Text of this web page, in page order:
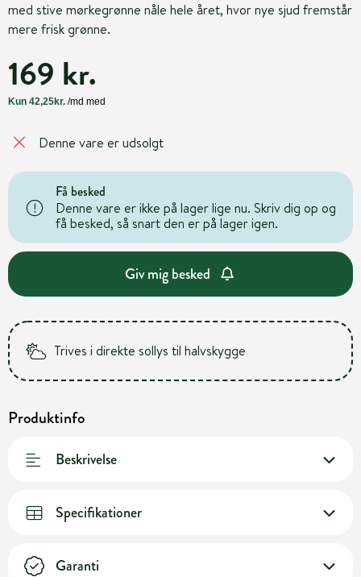
med stive mørkegrønne nåle hele året, hvor nye sjud fremstår
mere frisk grønne.
169 kr.
Denne vare er udsolgt
Få besked
Denne vare er ikke på lager lige nu. Skriv dig op og
få besked, så snart den er på lager igen.
Giv mig besked
Trives i direkte sollys til halvskygge
Produktinfo
Beskrivelse
Specifikationer
Garanti